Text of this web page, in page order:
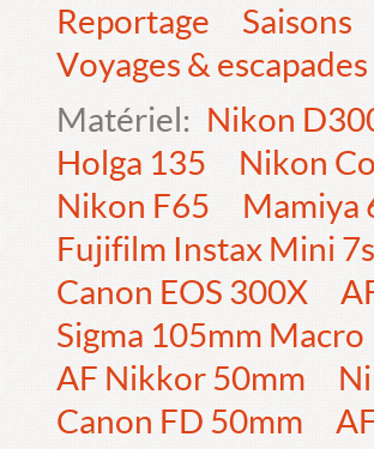
Reportage Saisons
Voyages & escapades
Matériel: Nikon
Holga 135
Nikon
Nikon F65
Mamiya
Fujifilm Instax Mini 7s
Canon EOS 300X
Sigma 105mm Macro
AF Nikkor 50mm
Canon FD 50mm